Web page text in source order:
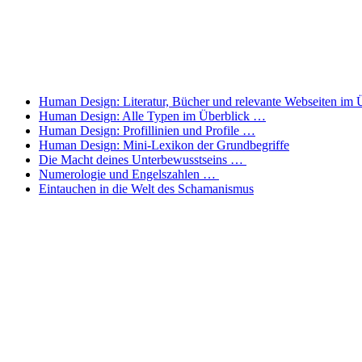
Human Design: Literatur, Bücher und relevante Webseiten
Human Design: Alle Typen im Überblick …
Human Design: Profillinien und Profile …
Human Design: Mini-Lexikon der Grundbegriffe
Die Macht deines Unterbewusstseins …
Numerologie und Engelszahlen …
Eintauchen in die Welt des Schamanismus